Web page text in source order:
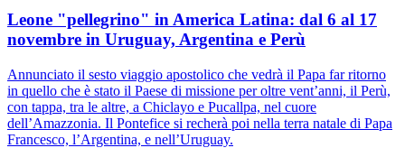
Leone "pellegrino" in America Latina: dal 6 al 17
novembre in Uruguay, Argentina e Perù
Annunciato il sesto viaggio apostolico che vedrà il Papa far ritorno
in quello che è stato il Paese di missione per oltre vent’anni, il Perù,
con tappa, tra le altre, a Chiclayo e Pucallpa, nel cuore
dell’Amazzonia. Il Pontefice si recherà poi nella terra natale di Papa
Francesco, l’Argentina, e nell’Uruguay.